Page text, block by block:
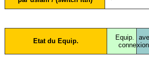
Etat du Equip.
Equip.
conne